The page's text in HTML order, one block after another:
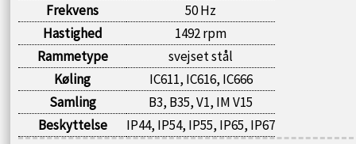
Frekvens
50 Hz
Hastighed
1492 rpm
Rammetype
svejset stål
Køling
IC611, IC616, IC666
Samling
B3, B35, V1, IM V15
Beskyttelse
IP44, IP54, IP55, IP65, IP67